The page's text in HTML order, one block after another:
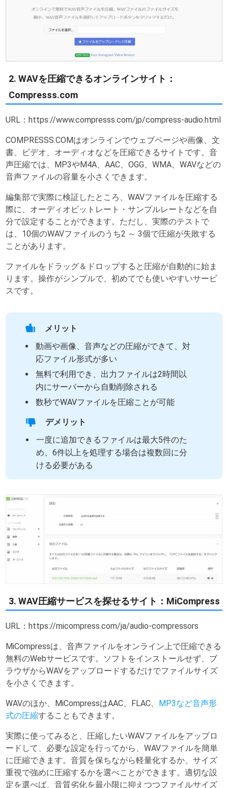
2. WAVを圧縮できるオンラインサイト：
Compresss.com
URL：https://www.compresss.com/jp/compress-audio.html
COMPRESSS.COMはオンラインでウェブページや画像、文
書、ビデオ、オーディオなどを圧縮できるサイトです。音
声圧縮では、MP3やM4A、AAC、OGG、WMA、WAVなどの
音声ファイルの容量を小さくできます。
編集部で実際に検証したところ、WAVファイルを圧縮する
際に、オーディオビットレート・サンプルレートなどを自
分で設定することができます。ただし、実際のテストで
は、10個のWAVファイルのうち2 ～ 3個で圧縮が失敗する
ことがあります。
ファイルをドラッグ＆ドロップすると圧縮が自動的に始ま
ります。操作がシンプルで、初めてでも使いやすいサービ
スです。
メリット
動画や画像、音声などの圧縮ができて、対
応ファイル形式が多い
無料で利用でき、出力ファイルは2時間以
内にサーバーから自動削除される
数秒でWAVファイルを圧縮ことが可能
デメリット
一度に追加できるファイルは最大5件のた
め、6件以上を処理する場合は複数回に分
ける必要がある
3. WAV圧縮サービスを探せるサイト：MiCompress
URL：https://micompress.com/ja/audio-compressors
MiCompressは、音声ファイルをオンライン上で圧縮できる
無料のWebサービスです。ソフトをインストールせず、ブ
ラウザからWAVをアップロードするだけでファイルサイズ
を小さくできます。
WAVのほか、MiCompressはAAC、FLAC、 MP3など音声形
式の圧縮することもできます。
実際に使ってみると、圧縮したいWAVファイルをアップロ
ードして、必要な設定を行ってから、WAVファイルを簡単
に圧縮できます。音質を保ちながら軽量化するか、サイズ
重視で強めに圧縮するかを選べことができます。適切な設
定を選べば、音質劣化を最小限に抑えつつファイルサイズ